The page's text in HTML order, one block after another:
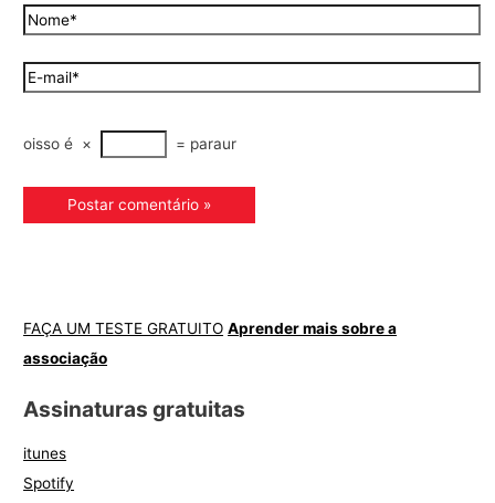
oisso é × = paraur
FAÇA UM TESTE GRATUITO Aprender mais sobre a
associação
Assinaturas gratuitas
itunes
Spotify